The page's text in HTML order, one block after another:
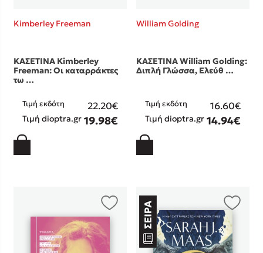
Kimberley Freeman
ΚΑΣΕΤΙΝΑ Kimberley
Freeman: Οι καταρράκτες
τω …
Τιμή εκδότη 22.20€
Τιμή dioptra.gr 19.98€
William Golding
ΚΑΣΕΤΙΝΑ William Golding:
Διπλή Γλώσσα, Ελεύθ …
Τιμή εκδότη 16.60€
Τιμή dioptra.gr 14.94€